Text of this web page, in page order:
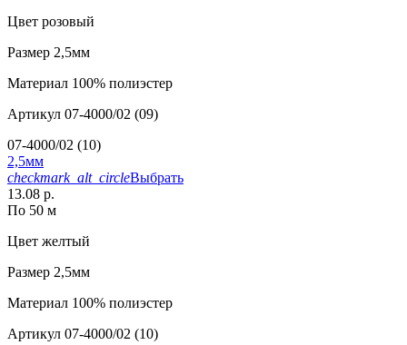
Цвет розовый
Размер 2,5мм
Материал 100% полиэстер
Артикул 07-4000/02 (09)
07-4000/02 (10)
2,5мм
checkmark_alt_circleВыбрать
13.08 р.
По 50 м
Цвет желтый
Размер 2,5мм
Материал 100% полиэстер
Артикул 07-4000/02 (10)